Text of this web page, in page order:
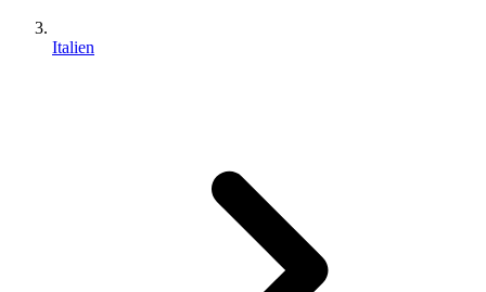
Italien